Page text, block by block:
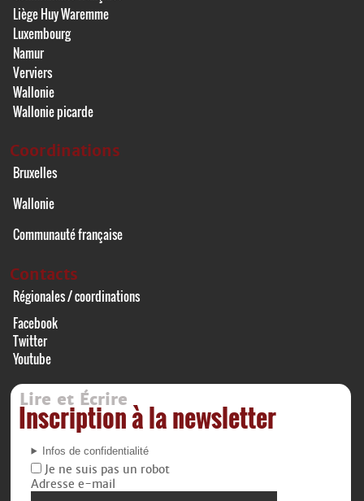
Liège Huy Waremme
Luxembourg
Namur
Verviers
Wallonie
Wallonie picarde
Coordinations
Bruxelles
Wallonie
Communauté française
Contacts
Régionales / coordinations
Facebook
Twitter
Youtube
Lire et Écrire
Inscription à la newsletter
Infos de confidentialité
Je ne suis pas un robot
Adresse e-mail